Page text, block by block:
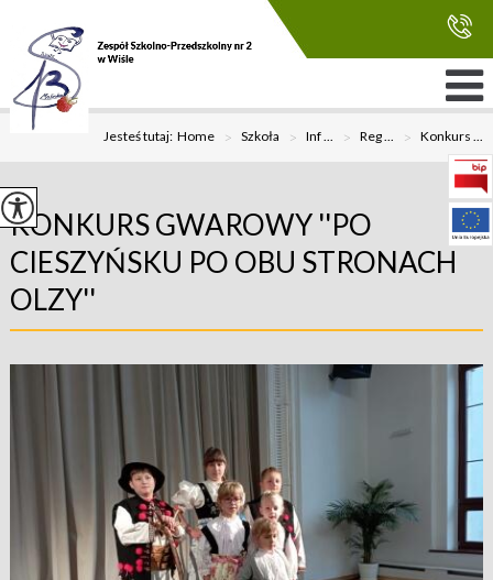
Jesteś tutaj:Home > Szkoła > Inf ... > Reg ... > Konkurs ...
KONKURS GWAROWY ''PO
CIESZYŃSKU PO OBU STRONACH
OLZY''